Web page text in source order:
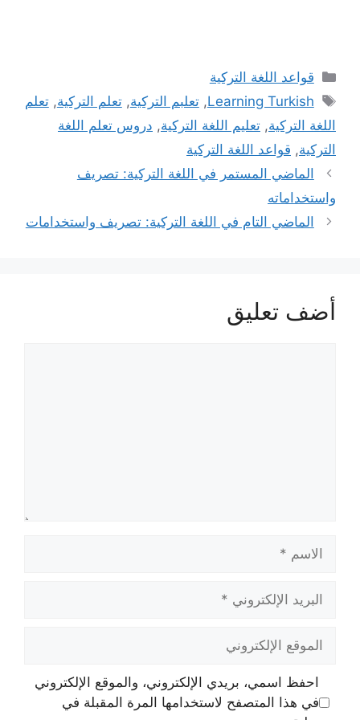
التصنيفات
قواعد اللغة التركية
الوسوم
Learning Turkish
,تعلبم التركية,تعلم التركية,تعلم
اللغة التركية, تعليم اللغة التركية, دروس تعلم اللغة
التركية, قواعد اللغة التركية
الماضي المستمر في اللغة التركية: تصريف
واستخداماته
الماضي التام في اللغة التركية: تصريف واستخدامات
أضف تعليق
الاسم
البريد
الإلكتروني
الموقع
الإلكتروني
احفظ اسمي، بريدي الإلكتروني، والموقع الإلكتروني
في هذا المتصفح لاستخدامها المرة المقبلة في